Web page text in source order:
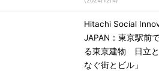
Hitachi Social
JAPAN：東京駅前
る東京建物 日立
なぐ街とビル」